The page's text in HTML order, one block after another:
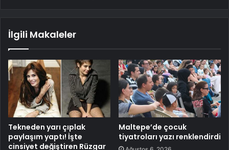
İlgili Makaleler
Tekneden yarı çıplak
paylaşım yaptı! İşte
cinsiyet değiştiren Rüzgar
Maltepe’de çocuk
tiyatroları yazı renklendirdi